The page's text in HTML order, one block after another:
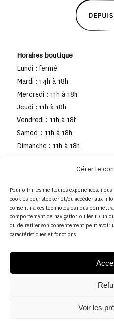
Gérer le
Pour offrir les meilleures expériences,
cookies pour stocker et/ou accéder aux
consentir à ces technologies nous
comportement de navigation ou les ID
ou de retirer son consentement peut avoir
caractéristiques et fonctions.
Voir les
Horaires boutique
Lundi : fermé
Mardi : 14h à 18h
Mercredi : 11h à 18h
Jeudi : 11h à 18h
Vendredi : 11h à 18h
Samedi : 11h à 18h
Dimanche : 11h à 18h